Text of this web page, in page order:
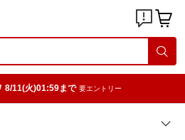
8/11(火)01:59まで 要エントリー